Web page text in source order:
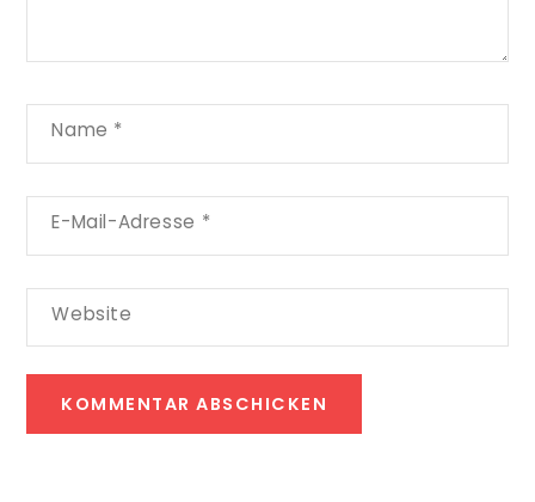
Name *
E-Mail-Adresse *
Website